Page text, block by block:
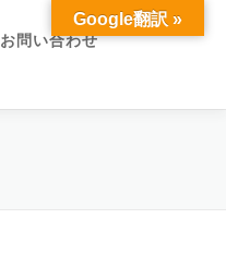
お問い合わせ
Google翻訳 »